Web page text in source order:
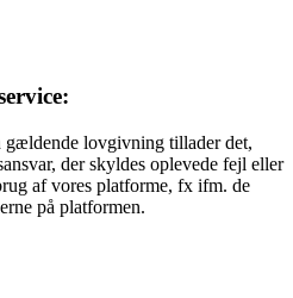
lovgivning tillader det,
der skyldes oplevede fejl eller
af vores platforme, fx ifm. de
på platformen.